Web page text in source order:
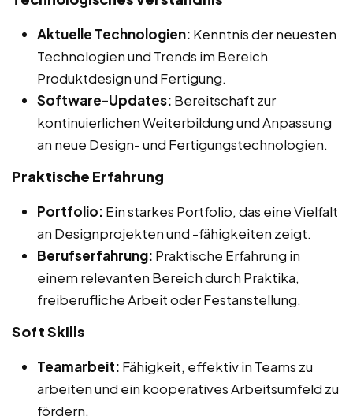
Aktuelle Technologien: Kenntnis der neuesten
Technologien und Trends im Bereich
Produktdesign und Fertigung.
Software-Updates: Bereitschaft zur
kontinuierlichen Weiterbildung und Anpassung
an neue Design- und Fertigungstechnologien.
Praktische Erfahrung
Portfolio: Ein starkes Portfolio, das eine Vielfalt
an Designprojekten und -fähigkeiten zeigt.
Berufserfahrung: Praktische Erfahrung in
einem relevanten Bereich durch Praktika,
freiberufliche Arbeit oder Festanstellung.
Soft Skills
Teamarbeit: Fähigkeit, effektiv in Teams zu
arbeiten und ein kooperatives Arbeitsumfeld zu
fördern.